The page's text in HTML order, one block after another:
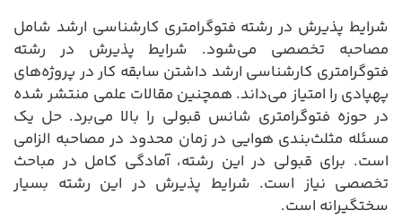
شرایط پذیرش در رشته فتوگرامتری کارشناسی ارشد شامل
مصاحبه تخصصی می‌شود. شرایط پذیرش در رشته
فتوگرامتری کارشناسی ارشد داشتن سابقه کار در پروژه‌های
پهپادی را امتیاز می‌داند. همچنین مقالات علمی منتشر شده
در حوزه فتوگرامتری شانس قبولی را بالا می‌برد. حل یک
مسئله مثلث‌بندی هوایی در زمان محدود در مصاحبه الزامی
است. برای قبولی در این رشته، آمادگی کامل در مباحث
تخصصی نیاز است. شرایط پذیرش در این رشته بسیار
سختگیرانه است.